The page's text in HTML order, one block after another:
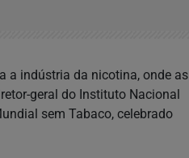
a indústria da nicotina, onde as
geral do Instituto Nacional
sem Tabaco, celebrado